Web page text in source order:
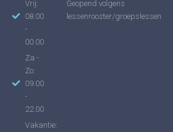
Vrij:
08.00
-
00.00
Za -
Zo:
09.00
-
22.00
Vakantie:
Geopend volgens
lessenrooster/groepslessen